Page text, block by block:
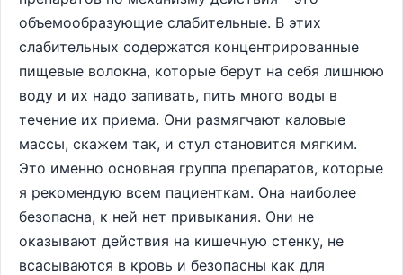
объемообразующие слабительные. В этих
слабительных содержатся концентрированные
пищевые волокна, которые берут на себя лишнюю
воду и их надо запивать, пить много воды в
течение их приема. Они размягчают каловые
массы, скажем так, и стул становится мягким.
Это именно основная группа препаратов, которые
я рекомендую всем пациенткам. Она наиболее
безопасна, к ней нет привыкания. Они не
оказывают действия на кишечную стенку, не
всасываются в кровь и безопасны как для